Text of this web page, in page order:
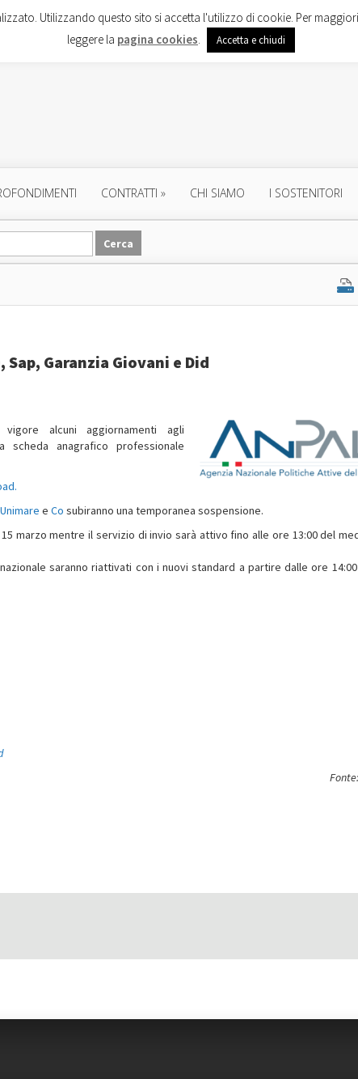
CONTRATTI » CHI SIAMO I SOSTENITORI
Garanzia Giovani e Did
alcuni aggiornamenti agli
scheda anagrafico professionale
Unimare e Co subiranno una temporanea sospensione.
marzo mentre il servizio di invio sarà attivo fino alle ore 13:00 del
saranno riattivati con i nuovi standard a partire dalle ore
Utilizzando questo sito si accetta l'utilizzo di cookie. Per
leggere la pagina cookies. Accetta e chiudi